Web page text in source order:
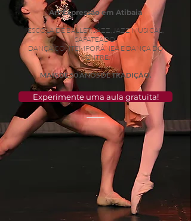
Art'Expressão em Atibaia
ESCOLA DE BALLET, JAZZ, JAZZ MUSICAL,
SAPATEADO,
DANÇACONTEMPORÂNEA E DANÇA DO
VENTRE.
MAIS DE50 ANOS DE TRADIÇÃO.
Experimente uma aula gratuita!